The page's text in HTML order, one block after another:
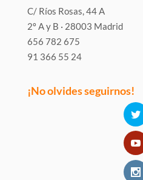
C/ Ríos Rosas, 44 A
2º A y B · 28003 Madrid
656 782 675
91 366 55 24
¡No olvides seguirnos!